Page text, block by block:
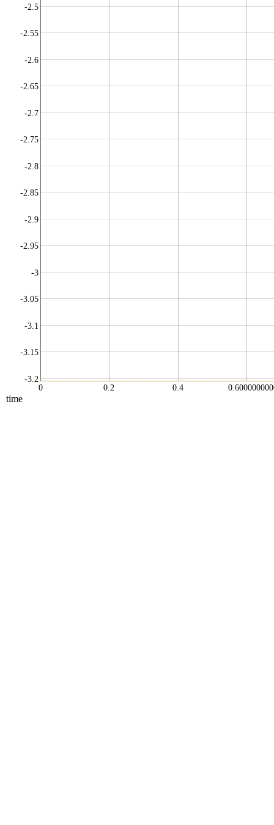
time
-3.2
-3.15
-3.1
-3.05
-3
-2.95
-2.9
-2.85
-2.8
-2.75
-2.7
-2.65
-2.6
-2.55
-2.5
0 0.2 0.4